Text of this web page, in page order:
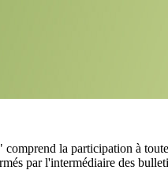
comprend la participation à
par l'intermédiaire des